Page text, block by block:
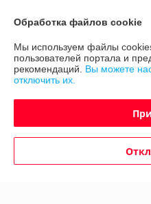
Доставка и оплата
График работы
Политика обработки cookies
Сайт создан на платформе
Обработка файлов cookie
Мы используем файлы
пользователей портала и
рекомендаций. Вы можете
отключить их.